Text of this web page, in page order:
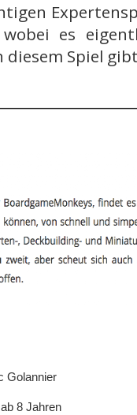
es
diesem Spiel
Golannier
8 Jahren